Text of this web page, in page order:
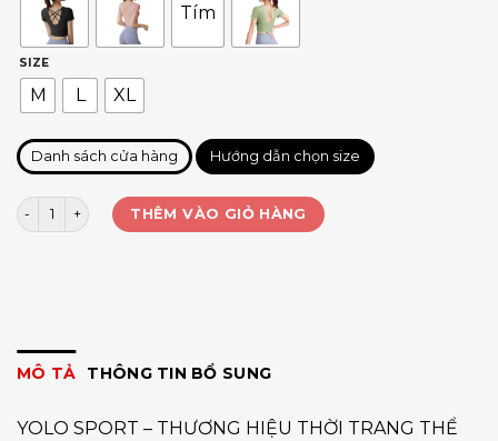
Tím
SIZE
M L XL
Danh sách cửa hàng Hướng dẫn chọn size
Áo croptop dây Xx lưng số lượng
THÊM VÀO GIỎ HÀNG
MÔ TẢ THÔNG TIN BỔ SUNG
YOLO SPORT – THƯƠNG HIỆU THỜI TRANG THỂ